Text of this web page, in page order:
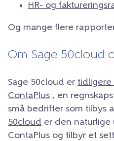
HR- og
Og mange flere
Om Sage 50cloud
Sage 50cloud er tidligere
ContaPlus , en
små bedrifter som tilbys
50cloud er den naturlige
ContaPlus og tilbyr et